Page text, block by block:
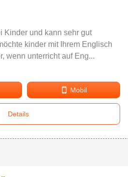
Kinder und kann sehr gut
kinder mit Ihrem Englisch
wenn unterricht auf Eng...
Mobil
Details